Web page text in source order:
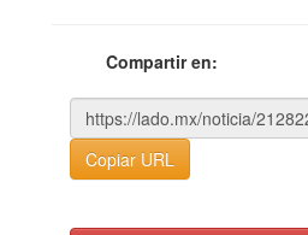
Compartir en:
Copiar URL